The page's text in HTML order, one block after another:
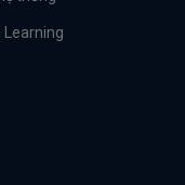
Learning